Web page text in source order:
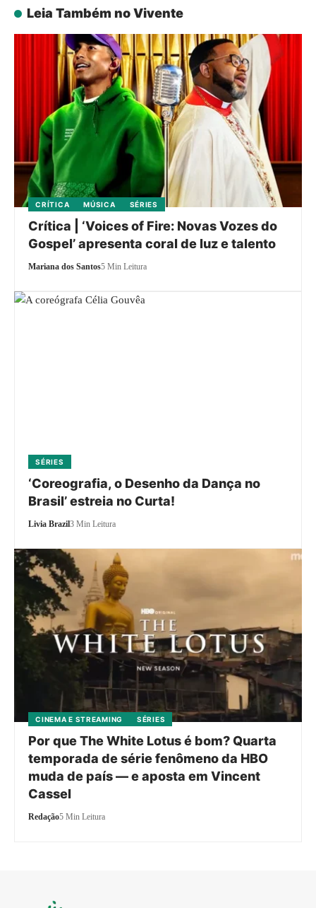
Leia Também no Vivente
CRÍTICA MÚSICA SÉRIES
Crítica | ‘Voices of Fire: Novas Vozes do
Gospel’ apresenta coral de luz e talento
Mariana dos Santos5 Min Leitura
SÉRIES
‘Coreografia, o Desenho da Dança no
Brasil’ estreia no Curta!
Livia Brazil3 Min Leitura
CINEMA E STREAMING SÉRIES
Por que The White Lotus é bom? Quarta
temporada de série fenômeno da HBO
muda de país — e aposta em Vincent
Cassel
Redação5 Min Leitura